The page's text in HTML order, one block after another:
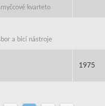
kvarteto
a bicí nástroje
1975